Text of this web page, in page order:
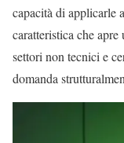
capacità di applicarle
caratteristica che
settori non tecnici e
domanda